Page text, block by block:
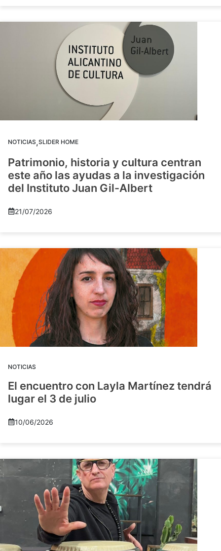
NOTICIAS,SLIDER HOME
Patrimonio, historia y cultura centran
este año las ayudas a la investigación
del Instituto Juan Gil-Albert
21/07/2026
NOTICIAS
El encuentro con Layla Martínez tendrá
lugar el 3 de julio
10/06/2026